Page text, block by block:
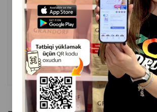
( Rəylər)
Çəki Qiymət
1 ədəd
5.00
ALMAQ